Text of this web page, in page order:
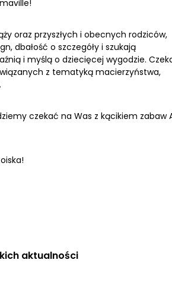
oraz przyszłych i obecnych rodziców,
dbałość o szczegóły i szukają
i myślą o dziecięcej wygodzie.
z tematyką macierzyństwa,
czekać na Was z kącikiem zabaw
aktualności